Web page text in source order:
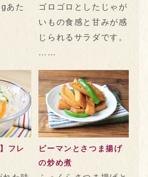
あた
ゴロゴロとしたじゃが
いもの食感と甘みが感
じられるサラダです。
……
フレ
ピーマンとさつま揚げ
の炒め煮